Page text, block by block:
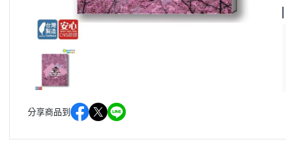
分享商品到